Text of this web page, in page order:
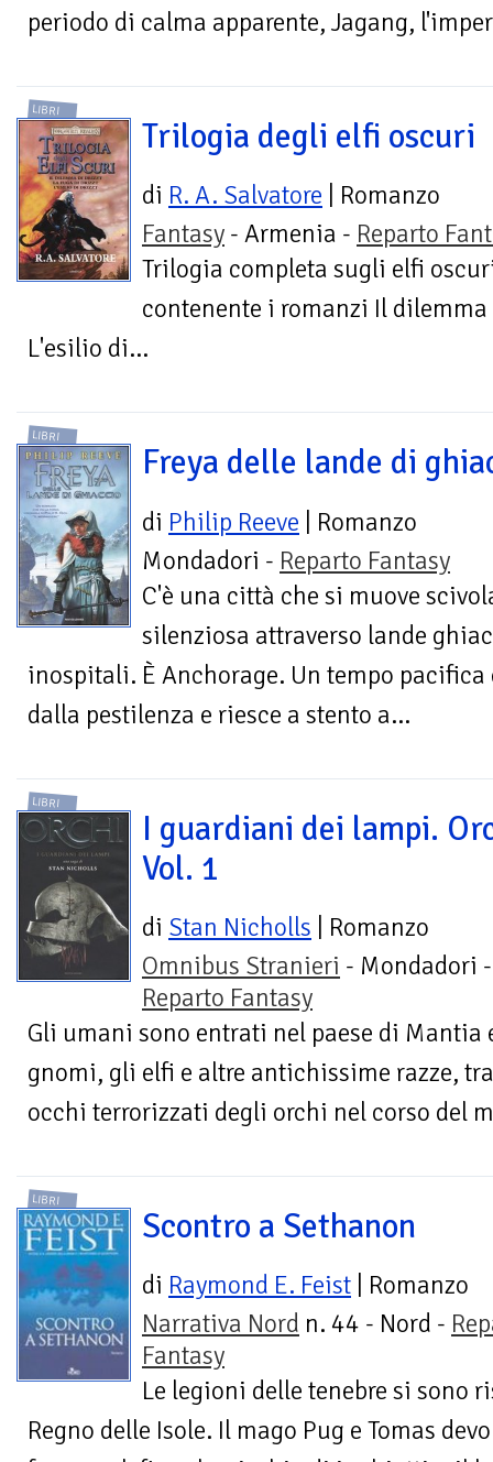
periodo di calma apparente, Jagang,
LIBRI
Trilogia degli elfi oscuri
di R. A. Salvatore | Romanzo
Fantasy - Armenia - Reparto
Trilogia completa sugli elfi
contenente i romanzi Il
L'esilio di...
LIBRI
Freya delle lande di
di Philip Reeve | Romanzo
Mondadori - Reparto Fantasy
C'è una città che si muove
silenziosa attraverso lande
inospitali. È Anchorage. Un tempo pacifica
dalla pestilenza e riesce a stento a...
LIBRI
I guardiani dei lampi.
Vol. 1
di Stan Nicholls | Romanzo
Omnibus Stranieri - Mondadori -
Reparto Fantasy
Gli umani sono entrati nel paese di
gnomi, gli elfi e altre antichissime razze,
occhi terrorizzati degli orchi nel corso del
LIBRI
Scontro a Sethanon
di Raymond E. Feist | Romanzo
Narrativa Nord n. 44 - Nord -
Fantasy
Le legioni delle tenebre si sono
Regno delle Isole. Il mago Pug e Tomas